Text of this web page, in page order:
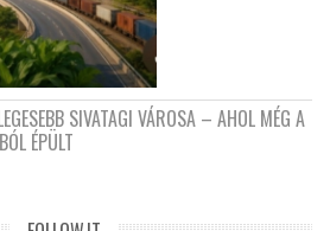
SIVATAGI VÁROSA – AHOL MÉG A
ÉPÜLT